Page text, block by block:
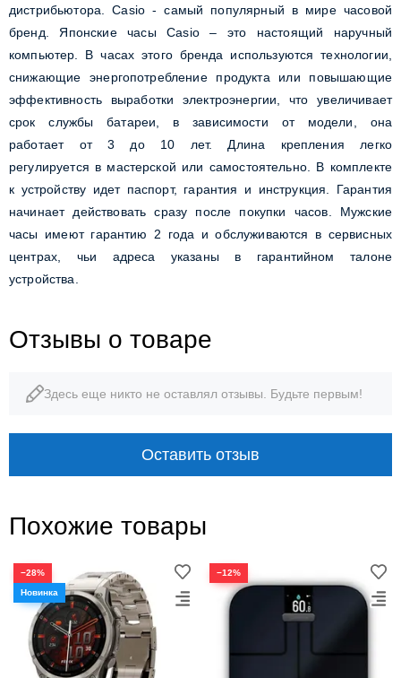
дистрибьютора. Casio - самый популярный в мире часовой
бренд. Японские часы Casio – это настоящий наручный
компьютер. В часах этого бренда используются технологии,
снижающие энергопотребление продукта или повышающие
эффективность выработки электроэнергии, что увеличивает
срок службы батареи, в зависимости от модели, она
работает от 3 до 10 лет. Длина крепления легко
регулируется в мастерской или самостоятельно. В комплекте
к устройству идет паспорт, гарантия и инструкция. Гарантия
начинает действовать сразу после покупки часов. Мужские
часы имеют гарантию 2 года и обслуживаются в сервисных
центрах, чьи адреса указаны в гарантийном талоне
устройства.
Отзывы о товаре
Здесь еще никто не оставлял отзывы. Будьте первым!
Оставить отзыв
Похожие товары
−28% −12%